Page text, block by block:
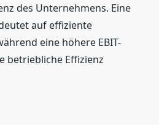
des Unternehmens. Eine
auf effiziente
eine höhere EBIT-
betriebliche Effizienz